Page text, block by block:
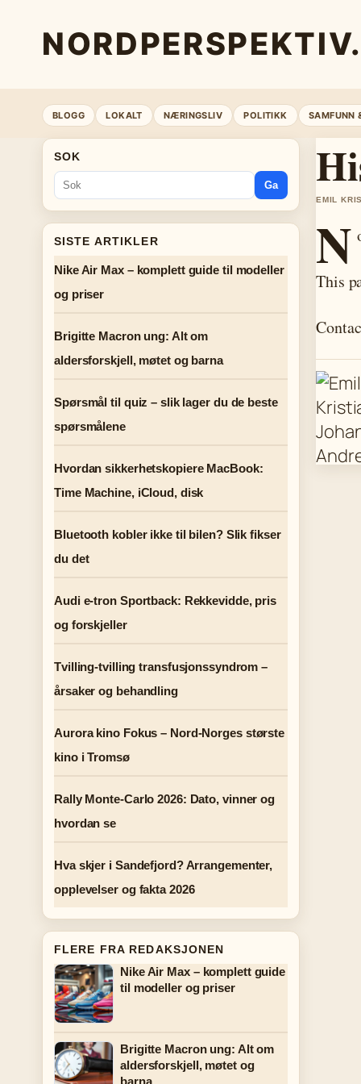
BLOGG LOKALT NÆRINGSLIV POLITIKK SAMFUNN
EMIL
N
This
SOK
Ga
SISTE ARTIKLER
Nike Air Max – komplett guide til modeller
og priser
Brigitte Macron ung: Alt om
aldersforskjell, møtet og barna
Spørsmål til quiz – slik lager du de beste
spørsmålene
Hvordan sikkerhetskopiere MacBook:
Time Machine, iCloud, disk
Bluetooth kobler ikke til bilen? Slik fikser
du det
Audi e-tron Sportback: Rekkevidde, pris
og forskjeller
Tvilling-tvilling transfusjonssyndrom –
årsaker og behandling
Aurora kino Fokus – Nord-Norges største
kino i Tromsø
Rally Monte-Carlo 2026: Dato, vinner og
hvordan se
Hva skjer i Sandefjord? Arrangementer,
opplevelser og fakta 2026
FLERE FRA REDAKSJONEN
Nike Air Max – komplett guide
til modeller og priser
Brigitte Macron ung: Alt om
aldersforskjell, møtet og
barna